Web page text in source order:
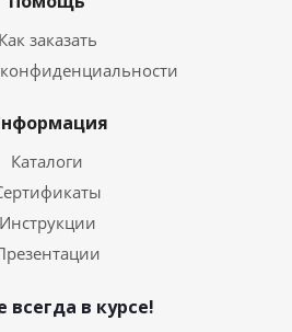
Как заказать
Каталоги
Инструкции
всегда в курсе!